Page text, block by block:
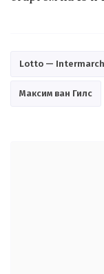
Lotto —
Максим ван Гилс